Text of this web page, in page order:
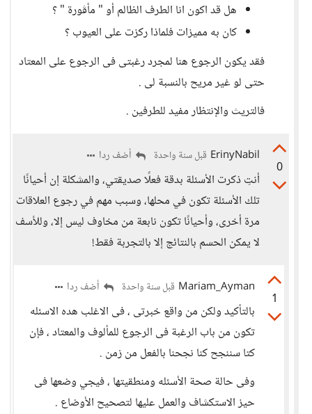
هل قد اكون انا الطرف الظالم أو " مأڤورة " ؟
كان به مميزات فلماذا ركزت على العيوب ؟
فقد يكون الرجوع هنا لمجرد رغبتى فى الرجوع على المعتاد
حتى لو غير مريح بالنسبة لى .
فالتريث والإنتظار مفيد للطرفين .
0
ErinyNabil قبل سنة واحدة أضف ردا
أنتِ ذكرت الأسئلة بدقة فعلًا صديقتي، والمشكلة إن أحيانًا
تلك الأسئلة تكون في محلها، وسبب مهم في رجوع العلاقات
مرة أخرى، وأحيانًا تكون نابعة من مخاوف ليس إلا، وللأسف
لا يمكن الحسم بالنتائج إلا بالتجربة فقط!
1
Mariam_Ayman قبل سنة واحدة أضف ردا
بالتأكيد ولكن من واقع خبرتى ، فى الاغلب هده الاسئله
تكون من باب الرغبة فى الرجوع للمألوف والمعتاد ، فإن
كتا سننجح كنا نجحنا بالفعل من زمن .
وفى حالة صحة الأسئله ومنطقيتها ، فيجي وضعها فى
حيز الاستكشاف والعمل عليها لتصحيح الأوضاع .